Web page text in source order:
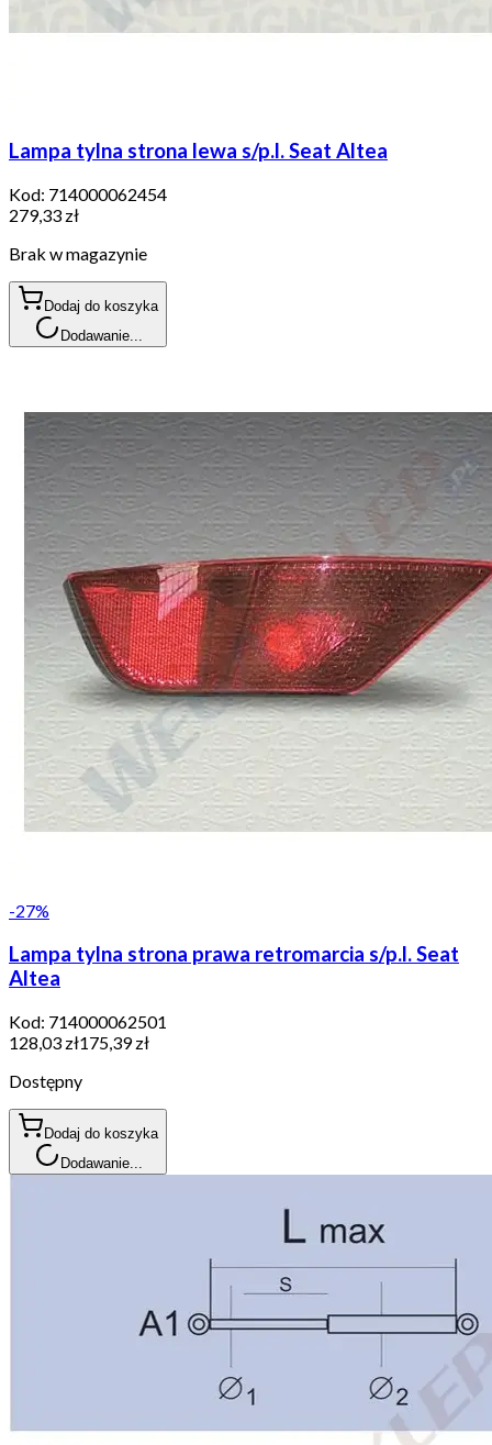
Lampa tylna strona lewa s/p.l. Seat Altea
Kod: 714000062454
279,33 zł
Brak w magazynie
Dodaj do koszyka
Dodawanie...
-27%
Lampa tylna strona prawa retromarcia s/p.l. Seat
Altea
Kod: 714000062501
128,03 zł175,39 zł
Dostępny
Dodaj do koszyka
Dodawanie...